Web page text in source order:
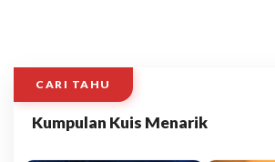
CARI TAHU
Kumpulan Kuis Menarik